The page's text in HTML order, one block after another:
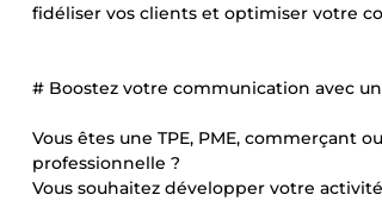
fidéliser vos clients et optimiser votre
# Boostez votre communication avec
Vous êtes une TPE, PME, commerçant
professionnelle ?
Vous souhaitez développer votre